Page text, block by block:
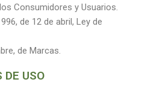
Consumidores y Usuarios.
de 12 de abril, Ley de
de Marcas.
DE USO